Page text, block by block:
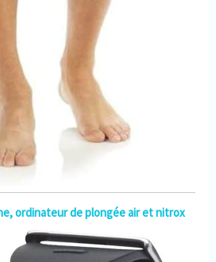
ordinateur de plongée air et nitrox